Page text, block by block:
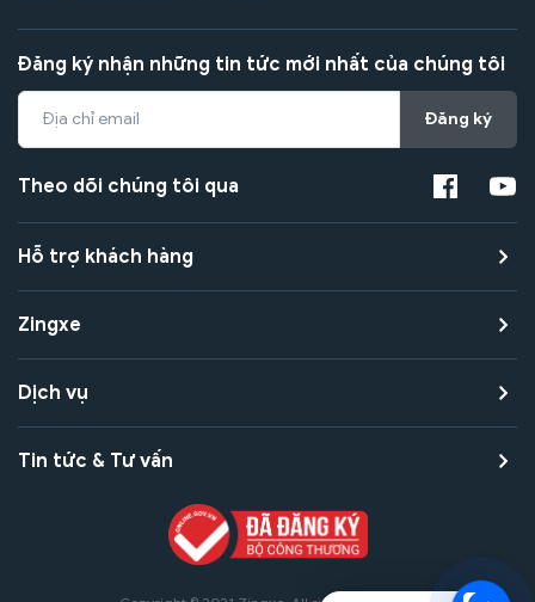
Đăng ký nhận những tin tức mới nhất của chúng tôi
Đăng ký
Theo dõi chúng tôi qua
Hỗ trợ khách hàng
Zingxe
Dịch vụ
Tin tức & Tư vấn